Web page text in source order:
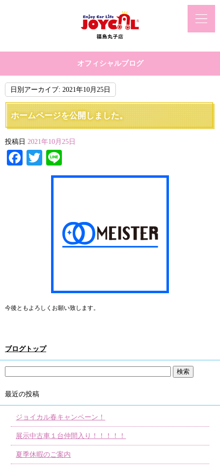
オフィシャルブログ
日別アーカイブ: 2021年10月25日
ホームページを公開しました。
投稿日 2021年10月25日
Facebook
Twitter
今後ともよろしくお願い致します。
ブログトップ
最近の投稿
ジョイカル春キャンペーン！
展示中古車１台仲間入り！！！！！
夏季休暇のご案内